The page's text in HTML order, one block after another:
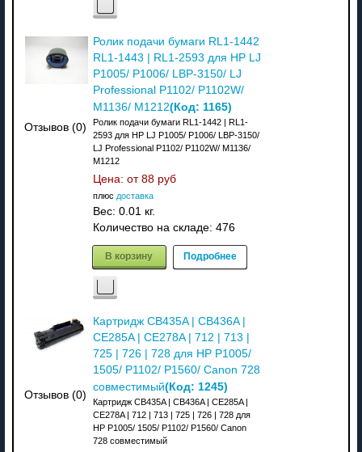
Отзывов (0)
Ролик подачи бумаги RL1-1442
RL1-1443 | RL1-2593 для HP LJ
P1005/ P1006/ LBP-3150/ LJ
Professional P1102/ P1102W/
M1136/ M1212(Код: 1165)
Ролик подачи бумаги RL1-1442 | RL1-
2593 для HP LJ P1005/ P1006/ LBP-3150/
LJ Professional P1102/ P1102W/ M1136/
M1212
Цена: от 88 руб
плюс доставка
Вес: 0.01 кг.
Количество на складе: 476
В корзину Подробнее
Отзывов (0)
Картридж CB435A | CB436A |
CE285A | CE278A | 712 | 713 |
725 | 726 | 728 для HP P1005/
1505/ P1102/ P1560/ Canon 728
совместимый(Код: 1245)
Картридж CB435A | CB436A | CE285A |
CE278A | 712 | 713 | 725 | 726 | 728 для
HP P1005/ 1505/ P1102/ P1560/ Canon
728 совместимый